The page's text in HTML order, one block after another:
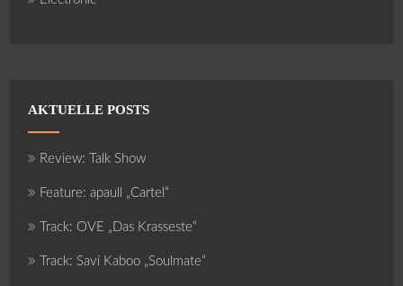
AKTUELLE POSTS
Review: Talk Show
Feature: apaull „Cartel“
Track: OVE „Das Krasseste“
Track: Savi Kaboo „Soulmate“